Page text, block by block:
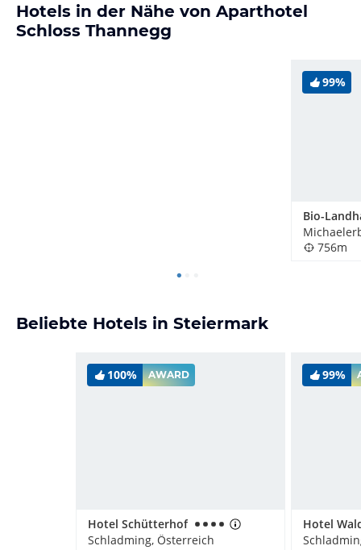
Hotels in der Nähe von Aparthotel
Schloss Thannegg
99%
756m
Beliebte Hotels in Steiermark
100% AWARD
Hotel Schütterhof
Schladming, Österreich
99%
Hotel